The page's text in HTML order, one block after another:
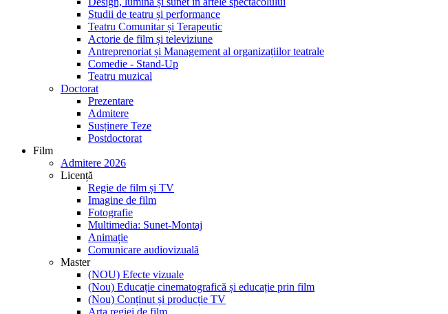
Studii de teatru și performance
Teatru Comunitar și Terapeutic
Actorie de film și televiziune
Antreprenoriat și Management al organizațiilor teatrale
Comedie - Stand-Up
Teatru muzical
Doctorat
Prezentare
Admitere
Susținere Teze
Postdoctorat
Film
Admitere 2026
Licență
Regie de film și TV
Imagine de film
Fotografie
Multimedia: Sunet-Montaj
Animație
Comunicare audiovizuală
Master
(NOU) Efecte vizuale
(Nou) Educație cinematografică și educație prin film
(Nou) Conținut și producție TV
Arta regiei de film